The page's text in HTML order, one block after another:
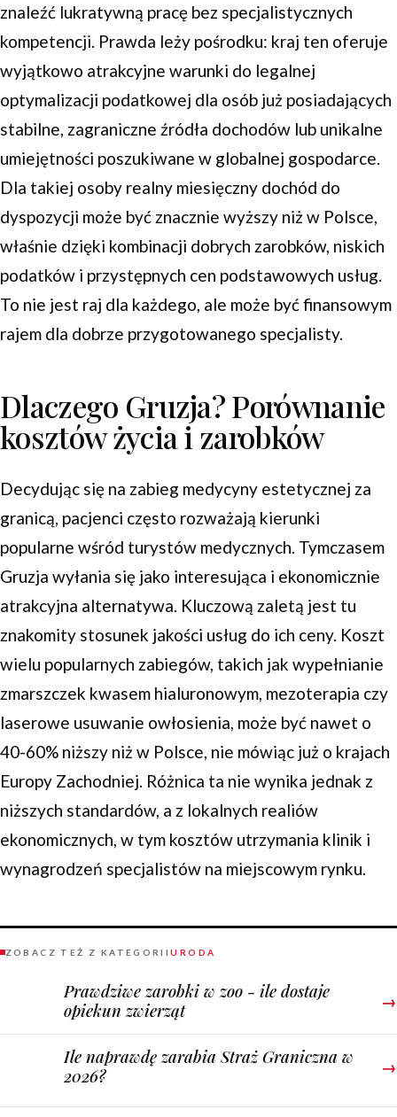
znaleźć lukratywną pracę bez specjalistycznych
kompetencji. Prawda leży pośrodku: kraj ten oferuje
wyjątkowo atrakcyjne warunki do legalnej
optymalizacji podatkowej dla osób już posiadających
stabilne, zagraniczne źródła dochodów lub unikalne
umiejętności poszukiwane w globalnej gospodarce.
Dla takiej osoby realny miesięczny dochód do
dyspozycji może być znacznie wyższy niż w Polsce,
właśnie dzięki kombinacji dobrych zarobków, niskich
podatków i przystępnych cen podstawowych usług.
To nie jest raj dla każdego, ale może być finansowym
rajem dla dobrze przygotowanego specjalisty.
Dlaczego Gruzja? Porównanie
kosztów życia i zarobków
Decydując się na zabieg medycyny estetycznej za
granicą, pacjenci często rozważają kierunki
popularne wśród turystów medycznych. Tymczasem
Gruzja wyłania się jako interesująca i ekonomicznie
atrakcyjna alternatywa. Kluczową zaletą jest tu
znakomity stosunek jakości usług do ich ceny. Koszt
wielu popularnych zabiegów, takich jak wypełnianie
zmarszczek kwasem hialuronowym, mezoterapia czy
laserowe usuwanie owłosienia, może być nawet o
40-60% niższy niż w Polsce, nie mówiąc już o krajach
Europy Zachodniej. Różnica ta nie wynika jednak z
niższych standardów, a z lokalnych realiów
ekonomicznych, w tym kosztów utrzymania klinik i
wynagrodzeń specjalistów na miejscowym rynku.
ZOBACZ TEŻ Z KATEGORIIURODA
Prawdziwe zarobki w zoo - ile dostaje
opiekun zwierząt
→
Ile naprawdę zarabia Straż Graniczna w
2026?
→